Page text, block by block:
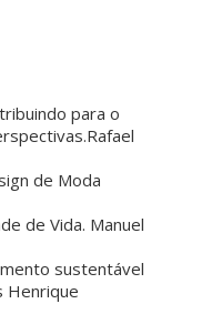
para o
de Moda
de Vida. Manuel
sustentável
Henrique